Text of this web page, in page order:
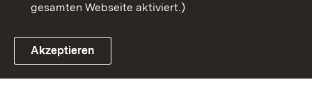
Link zum Landesportal
gesamten Webseite aktiviert.)
Akzeptieren